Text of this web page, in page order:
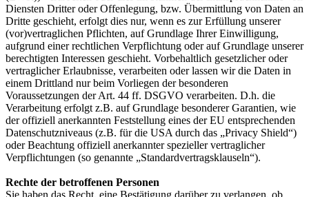
Diensten Dritter oder Offenlegung, bzw. Übermittlung von Daten an
Dritte geschieht, erfolgt dies nur, wenn es zur Erfüllung unserer
(vor)vertraglichen Pflichten, auf Grundlage Ihrer Einwilligung,
aufgrund einer rechtlichen Verpflichtung oder auf Grundlage unserer
berechtigten Interessen geschieht. Vorbehaltlich gesetzlicher oder
vertraglicher Erlaubnisse, verarbeiten oder lassen wir die Daten in
einem Drittland nur beim Vorliegen der besonderen
Voraussetzungen der Art. 44 ff. DSGVO verarbeiten. D.h. die
Verarbeitung erfolgt z.B. auf Grundlage besonderer Garantien, wie
der offiziell anerkannten Feststellung eines der EU entsprechenden
Datenschutzniveaus (z.B. für die USA durch das „Privacy Shield“)
oder Beachtung offiziell anerkannter spezieller vertraglicher
Verpflichtungen (so genannte „Standardvertragsklauseln“).
Rechte der betroffenen Personen
Sie haben das Recht, eine Bestätigung darüber zu verlangen, ob